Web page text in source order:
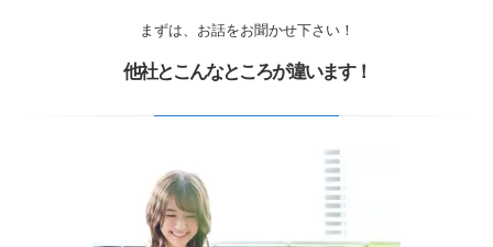
まずは、お話をお聞かせ下さい！
他社とこんなところが違います！